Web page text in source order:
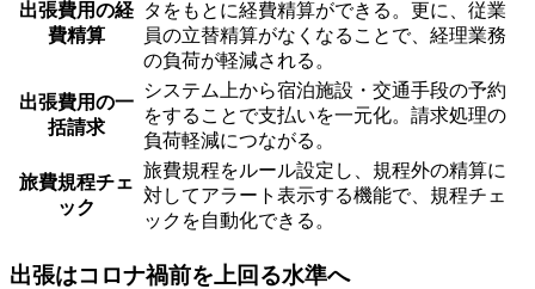
出張費用の経
費精算
タをもとに経費精算ができる。更に、従業
員の立替精算がなくなることで、経理業務
の負荷が軽減される。
出張費用の一
括請求
システム上から宿泊施設・交通手段の予約
をすることで支払いを一元化。請求処理の
負荷軽減につながる。
旅費規程チェ
ック
旅費規程をルール設定し、規程外の精算に
対してアラート表示する機能で、規程チェ
ックを自動化できる。
出張はコロナ禍前を上回る水準へ